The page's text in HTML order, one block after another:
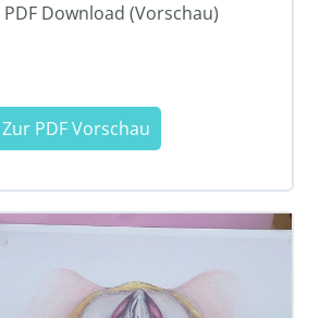
Download (Vorschau)